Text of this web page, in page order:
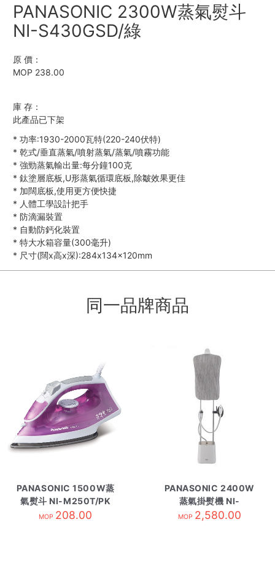
PANASONIC 2300W蒸氣熨斗
NI-S430GSD/綠
原 價：
MOP 238.00
庫 存：
此產品已下架
* 功率:1930-2000瓦特(220-240伏特)
* 乾式/垂直蒸氣/噴射蒸氣/蒸氣/噴霧功能
* 強勁蒸氣輸出量:每分鐘100克
* 鈦塗層底板,U形蒸氣循環底板,除皺效果更佳
* 加闊底板,使用更方便快捷
* 人體工學設計把手
* 防滴漏裝置
* 自動防鈣化裝置
* 特大水箱容量(300毫升)
* 尺寸(闊x高x深):284x134x120mm
同一品牌商品
PANASONIC 1500W蒸
氣熨斗 NI-M250T/PK
粉紅
MOP 208.00
PANASONIC 2400W
蒸氣掛熨機 NI-
GWF150
MOP 2,580.00